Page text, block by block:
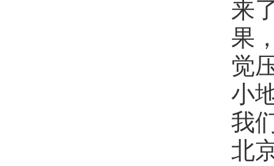
来
果
觉
小
我
北